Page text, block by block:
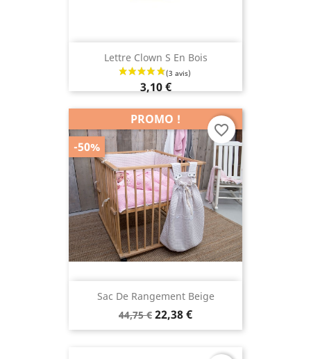
Lettre Clown S En Bois
3,10 €
Sac De Rangement Beige
44,75 € 22,38 €
PROMO !
-50%
favorite_border